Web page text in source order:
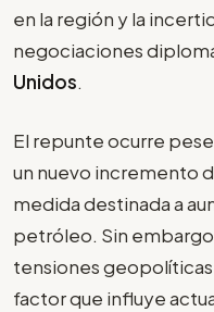
en la región y la
negociaciones
Unidos.
El repunte ocurre pese
un nuevo incremento
medida destinada a
petróleo. Sin
tensiones
factor que influye